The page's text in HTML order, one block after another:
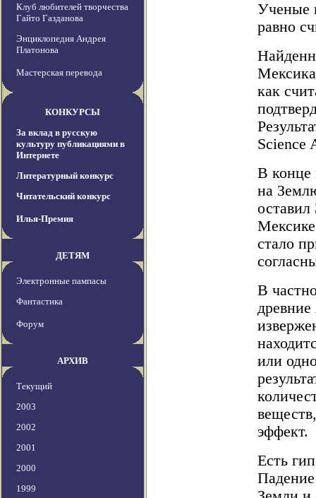
Клуб любителей творчества
Гайто Газданова
Энциклопедия Андрея
Платонова
Мастерская перевода
КОНКУРСЫ
За вклад в русскую
культуру публикациями в
Интернете
Литературный конкурс
Читательский конкурс
Илья-Премия
ДЕТЯМ
Электронные пампасы
Фантастика
Форум
АРХИВ
Текущий
2003
2002
2001
2000
1999
Ученые
равно
как
Science
В конце
на
стало
В
или
эффект.
Есть